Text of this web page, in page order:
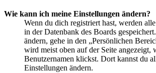
Wie kann ich meine Einstellungen ändern?
Wenn du dich registriert hast, werden
in der Datenbank des Boards
ändern, gehe in den „Persönlichen
wird meist oben auf der Seite angezeigt,
Benutzernamen klickst. Dort kannst du
Einstellungen ändern.